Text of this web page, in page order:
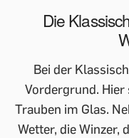
Die
Bei der
Vordergrund. Hier
Trauben im Glas.
Wetter, die Winzer,